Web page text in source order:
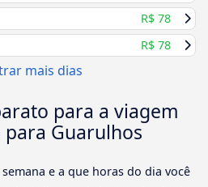
R$ 78
R$ 78
mais dias
para a viagem
para Guarulhos
e a que horas do dia você